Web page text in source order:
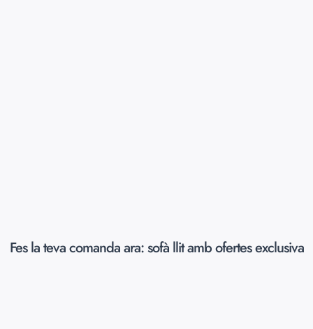
Fes la teva comanda ara: sofà llit amb ofertes exclusiva